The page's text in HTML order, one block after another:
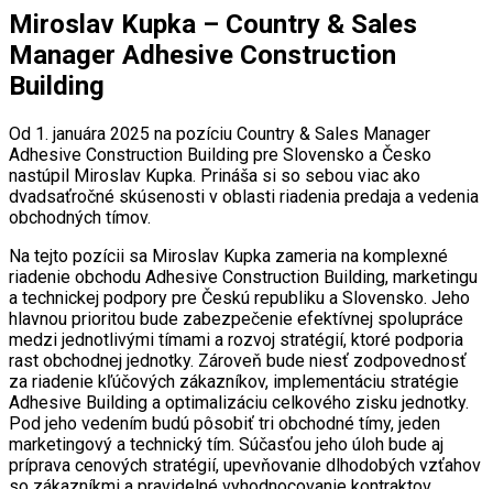
Miroslav Kupka – Country & Sales
Manager Adhesive Construction
Building
Od 1. januára 2025 na pozíciu Country & Sales Manager
Adhesive Construction Building pre Slovensko a Česko
nastúpil Miroslav Kupka. Prináša si so sebou viac ako
dvadsaťročné skúsenosti v oblasti riadenia predaja a vedenia
obchodných tímov.
Na tejto pozícii sa Miroslav Kupka zameria na komplexné
riadenie obchodu Adhesive Construction Building, marketingu
a technickej podpory pre Českú republiku a Slovensko. Jeho
hlavnou prioritou bude zabezpečenie efektívnej spolupráce
medzi jednotlivými tímami a rozvoj stratégií, ktoré podporia
rast obchodnej jednotky. Zároveň bude niesť zodpovednosť
za riadenie kľúčových zákazníkov, implementáciu stratégie
Adhesive Building a optimalizáciu celkového zisku jednotky.
Pod jeho vedením budú pôsobiť tri obchodné tímy, jeden
marketingový a technický tím. Súčasťou jeho úloh bude aj
príprava cenových stratégií, upevňovanie dlhodobých vzťahov